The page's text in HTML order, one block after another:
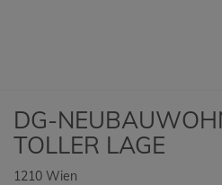
DG-
TOLLER LAGE
1210 Wien